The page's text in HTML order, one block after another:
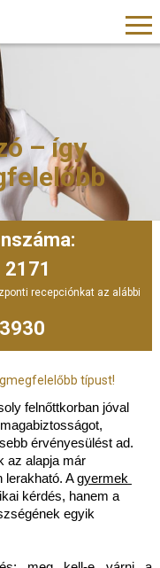
– így
recepciónkat az alábbi
típust!
felnőttkorban jóval
érvényesülést ad.
az alapja már
lerakható. A gyermek
kérdés, hanem a
egyik